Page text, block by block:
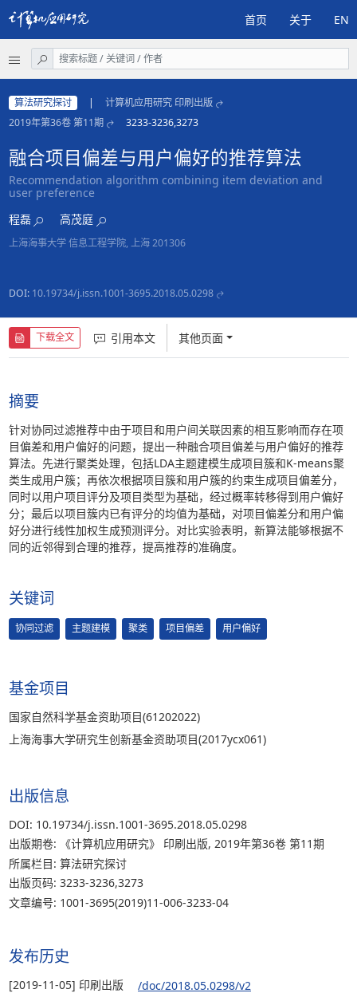
首页 关于 EN
算法研究探讨 |
计算机应用研究 印刷出版
2019年第36卷 第11期
3233-3236,3273
融合项目偏差与用户偏好的推荐算法
Recommendation algorithm combining item deviation and
user preference
程磊
高茂庭
上海海事大学 信息工程学院, 上海 201306
DOI: 10.19734/j.issn.1001-3695.2018.05.0298
下载全文 引用本文 其他页面
摘要
针对协同过滤推荐中由于项目和用户间关联因素的相互影响而存在项
目偏差和用户偏好的问题，提出一种融合项目偏差与用户偏好的推荐
算法。先进行聚类处理，包括LDA主题建模生成项目簇和K-means聚
类生成用户簇；再依次根据项目簇和用户簇的约束生成项目偏差分，
同时以用户项目评分及项目类型为基础，经过概率转移得到用户偏好
分；最后以项目簇内已有评分的均值为基础，对项目偏差分和用户偏
好分进行线性加权生成预测评分。对比实验表明，新算法能够根据不
同的近邻得到合理的推荐，提高推荐的准确度。
关键词
协同过滤 主题建模 聚类 项目偏差 用户偏好
基金项目
国家自然科学基金资助项目(61202022)
上海海事大学研究生创新基金资助项目(2017ycx061)
出版信息
DOI: 10.19734/j.issn.1001-3695.2018.05.0298
出版期卷: 《计算机应用研究》 印刷出版, 2019年第36卷 第11期
所属栏目: 算法研究探讨
出版页码: 3233-3236,3273
文章编号: 1001-3695(2019)11-006-3233-04
发布历史
[2019-11-05] 印刷出版 /doc/2018.05.0298/v2